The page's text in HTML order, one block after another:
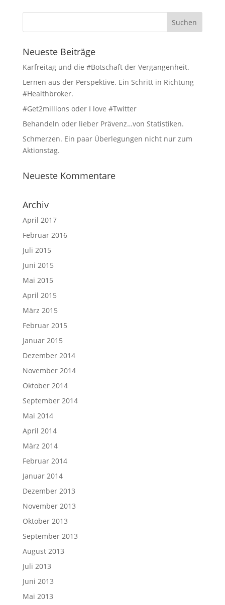
Neueste Beiträge
Karfreitag und die #Botschaft der Vergangenheit.
Lernen aus der Perspektive. Ein Schritt in Richtung
#Healthbroker.
#Get2millions oder I love #Twitter
Behandeln oder lieber Prävenz…von Statistiken.
Schmerzen. Ein paar Überlegungen nicht nur zum
Aktionstag.
Neueste Kommentare
Archiv
April 2017
Februar 2016
Juli 2015
Juni 2015
Mai 2015
April 2015
März 2015
Februar 2015
Januar 2015
Dezember 2014
November 2014
Oktober 2014
September 2014
Mai 2014
April 2014
März 2014
Februar 2014
Januar 2014
Dezember 2013
November 2013
Oktober 2013
September 2013
August 2013
Juli 2013
Juni 2013
Mai 2013